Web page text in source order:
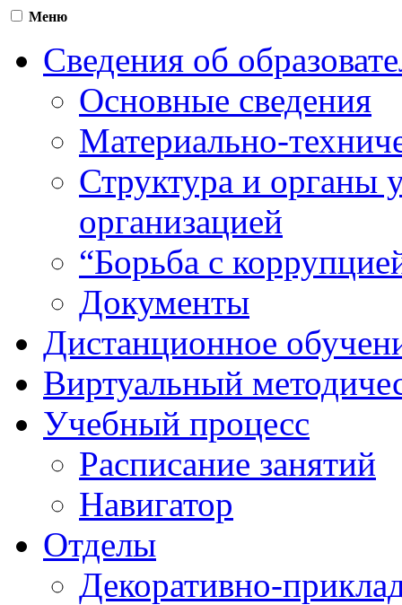
Меню
Сведения об
Основные сведения
Материально-
Структура и органы
организацией
“Борьба с
Документы
Дистанционное
Виртуальный
Учебный процесс
Расписание занятий
Навигатор
Отделы
Декоративно-